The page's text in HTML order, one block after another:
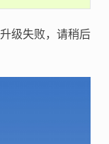
级失败，请稍后